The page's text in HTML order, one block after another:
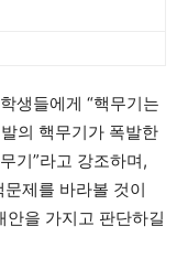
생들에게 “핵무기는
의 핵무기가 폭발한
기”라고 강조하며,
제를 바라볼 것이
을 가지고 판단하길